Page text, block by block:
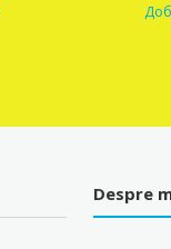
Despre